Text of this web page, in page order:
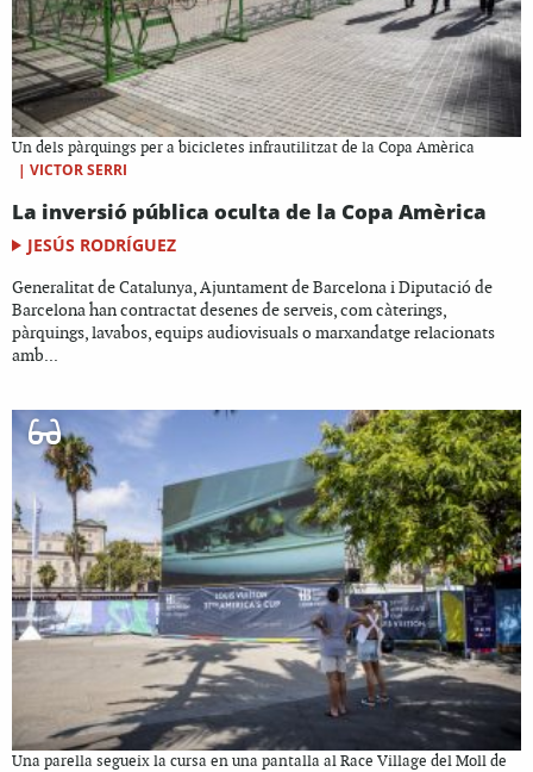
Un dels pàrquings per a bicicletes infrautilitzat de la Copa Amèrica
| VICTOR SERRI
La inversió pública oculta de la Copa Amèrica
JESÚS RODRÍGUEZ
Generalitat de Catalunya, Ajuntament de Barcelona i Diputació de
Barcelona han contractat desenes de serveis, com càterings,
pàrquings, lavabos, equips audiovisuals o marxandatge relacionats
amb...
Una parella segueix la cursa en una pantalla al Race Village del Moll de